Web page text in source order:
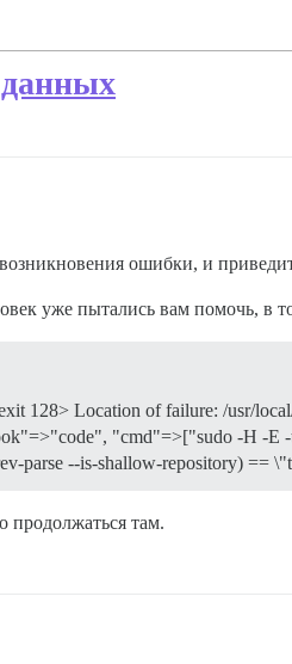
данных
ошибки, и
уже пытались вам помочь, в
128> Location of failure: /usr/
"cmd"=>["sudo -H -E
parse --is-shallow-repository) ==
продолжаться там.